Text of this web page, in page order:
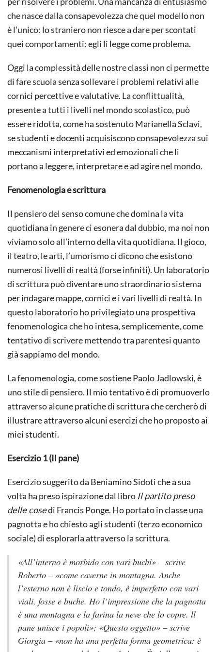
che nasce dalla consapevolezza che quel modello non
è l’unico: lo straniero non riesce a dare per scontati
quei comportamenti: egli li legge come problema.
Oggi la complessità delle nostre classi non ci permette
di fare scuola senza sollevare i problemi relativi alle
cornici percettive e valutative. La conflittualità,
presente a tutti i livelli nel mondo scolastico, può
essere ridotta, come ha sostenuto Marianella Sclavi,
se studenti e docenti acquisiscono consapevolezza sui
meccanismi interpretativi ed emozionali che li
portano a leggere, interpretare e ad agire nel mondo.
Fenomenologia e scrittura
Il pensiero del senso comune che domina la vita
quotidiana in genere ci esonera dal dubbio, ma noi non
viviamo solo all’interno della vita quotidiana. Il gioco,
il teatro, le arti, l’umorismo ci dicono che esistono
numerosi livelli di realtà (forse infiniti). Un laboratorio
di scrittura può diventare uno straordinario sistema
per indagare mappe, cornici e i vari livelli di realtà. In
questo laboratorio ho privilegiato una prospettiva
fenomenologica che ho intesa, semplicemente, come
tentativo di scrivere mettendo tra parentesi quanto
già sappiamo del mondo.
La fenomenologia, come sostiene Paolo Jadlowski, è
uno stile di pensiero. Il mio tentativo è di promuoverlo
attraverso alcune pratiche di scrittura che cercherò di
illustrare attraverso alcuni esercizi che ho proposto ai
miei studenti.
Esercizio 1 (Il pane)
Esercizio suggerito da Beniamino Sidoti che a sua
volta ha preso ispirazione dal libro Il partito preso
delle cosedi Francis Ponge. Ho portato in classe una
pagnotta e ho chiesto agli studenti (terzo economico
sociale) di esplorarla attraverso la scrittura.
«All’interno è morbido con vari buchi» – scrive
Roberto – «come caverne in montagna. Anche
l’esterno non è liscio e tondo, è imperfetto con vari
viali, fosse e buche. Ho l’impressione che la pagnotta
è una montagna e la farina la neve che lo copre. ll
pane unisce i popoli»; «Questo oggetto» – scrive
Giorgia – «non ha una perfetta forma geometrica: è